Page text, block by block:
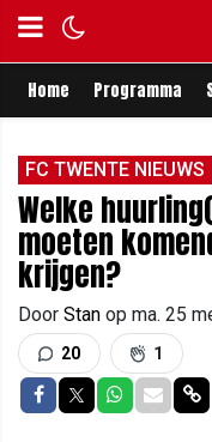
Home Programma
FC TWENTE NIEUWS
Welke
moeten
krijgen?
Door Stan op ma. 25
20 1
Delen op Facebook
Delen op Twitter
Delen op
Delen